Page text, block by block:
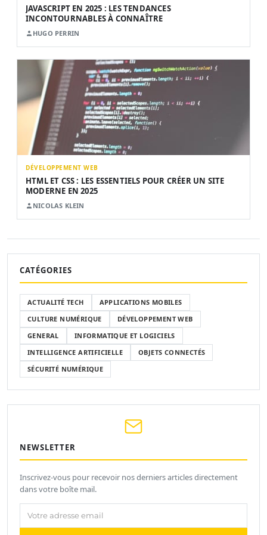
JAVASCRIPT EN 2025 : LES TENDANCES
INCONTOURNABLES À CONNAÎTRE
HUGO PERRIN
DÉVELOPPEMENT WEB
HTML ET CSS : LES ESSENTIELS POUR CRÉER UN SITE
MODERNE EN 2025
NICOLAS KLEIN
CATÉGORIES
ACTUALITÉ TECH
APPLICATIONS MOBILES
CULTURE NUMÉRIQUE
DÉVELOPPEMENT WEB
GENERAL
INFORMATIQUE ET LOGICIELS
INTELLIGENCE ARTIFICIELLE
OBJETS CONNECTÉS
SÉCURITÉ NUMÉRIQUE
NEWSLETTER
Inscrivez-vous pour recevoir nos derniers articles directement
dans votre boîte mail.
Votre adresse email